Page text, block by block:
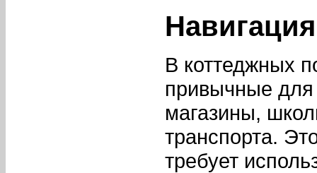
В коттеджных
привычные для
магазины,
транспорта.
требует